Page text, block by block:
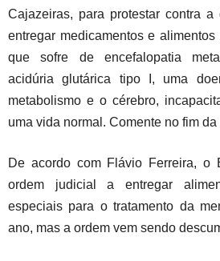
Cajazeiras, para protestar contra
entregar medicamentos e
que sofre de encefalopatia
acidúria glutárica tipo I, uma
metabolismo e o cérebro,
uma vida normal. Comente no fim da
De acordo com Flávio Ferreira, o
ordem judicial a entregar
especiais para o tratamento da
ano, mas a ordem vem sendo